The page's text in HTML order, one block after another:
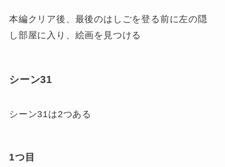
本編クリア後、最後のはしごを登る前に左の隠
し部屋に入り、絵画を見つける
シーン31
シーン31は2つある
1つ目